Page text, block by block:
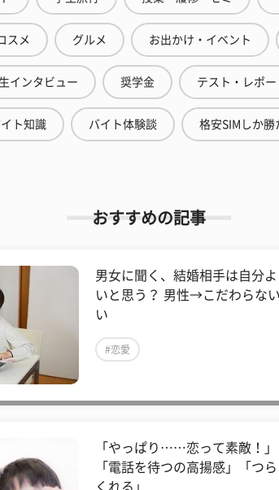
スメ グルメ お出かけ・イベント
インタビュー 奨学金 テスト・レポー
イト知識 バイト体験談 格安SIMしか勝
おすすめの記事
男女に聞く、結婚相手は自分
いと思う？ 男性→こだわらな
い
#恋愛
「やっぱり……恋って素敵！
「電話を待つの高揚感」「つ
くれる」